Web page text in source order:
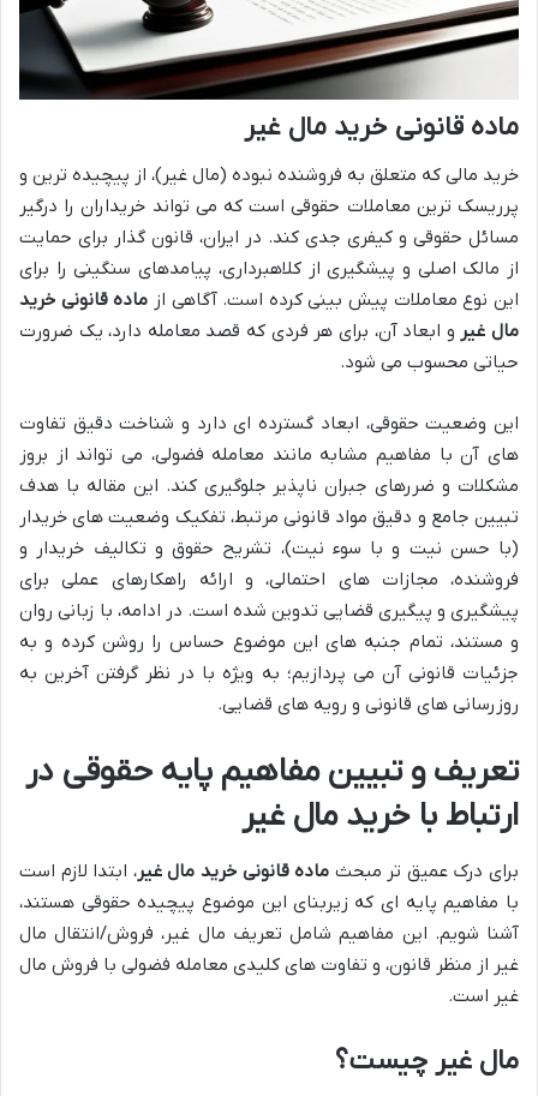
ماده قانونی خرید مال غیر
خرید مالی که متعلق به فروشنده نبوده (مال غیر)، از پیچیده ترین و
پرریسک ترین معاملات حقوقی است که می تواند خریداران را درگیر
مسائل حقوقی و کیفری جدی کند. در ایران، قانون گذار برای حمایت
از مالک اصلی و پیشگیری از کلاهبرداری، پیامدهای سنگینی را برای
این نوع معاملات پیش بینی کرده است. آگاهی از ماده قانونی خرید
مال غیر و ابعاد آن، برای هر فردی که قصد معامله دارد، یک ضرورت
حیاتی محسوب می شود.
این وضعیت حقوقی، ابعاد گسترده ای دارد و شناخت دقیق تفاوت
های آن با مفاهیم مشابه مانند معامله فضولی، می تواند از بروز
مشکلات و ضررهای جبران ناپذیر جلوگیری کند. این مقاله با هدف
تبیین جامع و دقیق مواد قانونی مرتبط، تفکیک وضعیت های خریدار
(با حسن نیت و با سوء نیت)، تشریح حقوق و تکالیف خریدار و
فروشنده، مجازات های احتمالی، و ارائه راهکارهای عملی برای
پیشگیری و پیگیری قضایی تدوین شده است. در ادامه، با زبانی روان
و مستند، تمام جنبه های این موضوع حساس را روشن کرده و به
جزئیات قانونی آن می پردازیم؛ به ویژه با در نظر گرفتن آخرین به
روزرسانی های قانونی و رویه های قضایی.
تعریف و تبیین مفاهیم پایه حقوقی در
ارتباط با خرید مال غیر
برای درک عمیق تر مبحث ماده قانونی خرید مال غیر، ابتدا لازم است
با مفاهیم پایه ای که زیربنای این موضوع پیچیده حقوقی هستند،
آشنا شویم. این مفاهیم شامل تعریف مال غیر، فروش/انتقال مال
غیر از منظر قانون، و تفاوت های کلیدی معامله فضولی با فروش مال
غیر است.
مال غیر چیست؟